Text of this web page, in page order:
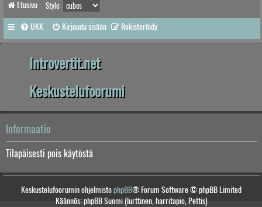
Etusivu Style:
UKK Kirjaudu sisään Rekisteröidy
Introvertit.net
Keskustelufoorumi
Informaatio
Tilapäisesti pois käytöstä
Keskustelufoorumin ohjelmistophpBB® Forum Software © phpBB Limited
Käännös: phpBB Suomi (lurttinen, harritapio, Pettis)